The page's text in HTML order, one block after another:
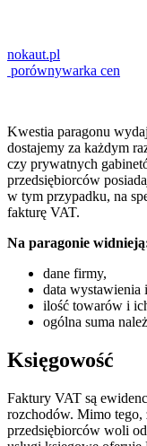
nokaut.pl
porównywarka cen
Kwestia paragonu
dostajemy za każdym
czy prywatnych
przedsiębiorców
w tym przypadku, na
fakturę VAT.
Na paragonie
dane firmy,
data wystawienia
ilość towarów i
ogólna suma
Księgowość
Faktury VAT są
rozchodów. Mimo tego,
przedsiębiorców woli